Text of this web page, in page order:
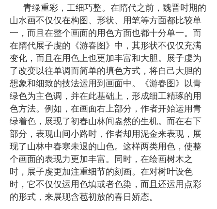
青绿重彩，工细巧整。在隋代之前，魏晋时期的
山水画不仅仅在构图、形状、用笔等方面都比较单
一，而且在整个画面的用色方面也都十分单一。而
在隋代展子虔的《游春图》中，其形状不仅仅充满
变化，而且在用色上也更加丰富和大胆。展子虔为
了改变以往单调而简单的填色方式，将自己大胆的
想象和细致的技法运用到画面中。《游春图》以青
绿色为主色调，并在此基础上，形成细工精琢的用
色方法。例如，在画面右上部分，作者开始运用青
绿着色，展现了初春山林间盎然的生机。而在右下
部分，表现山间小路时，作者却用泥金来表现，展
现了山林中春寒未退的山色。这样两类用色，使整
个画面的表现力更加丰富。同时，在绘画树木之
时，展子虔更加注重细节的刻画。在对树叶设色
时，它不仅仅运用色填或者色染，而且还运用点彩
的形式，来展现含苞初放的春日娇态。